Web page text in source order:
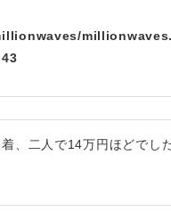
43
、二人で14万円ほどで